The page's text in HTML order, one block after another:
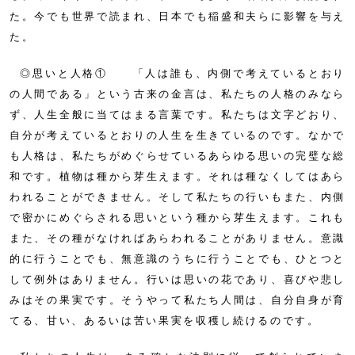
た。今でも世界で読まれ、日本でも稲盛和夫らに影響を与え
た。
◎思いと人格① 「人は誰も、内側で考えているとおり
の人間である」という古来の金言は、私たちの人格のみなら
ず、人生全般に当てはまる言葉です。私たちは文字どおり、
自分が考えているとおりの人生を生きているのです。なかで
も人格は、私たちがめぐらせているあらゆる思いの完璧な総
和です。植物は種から芽生えます。それは種なくしてはあら
われることができません。そして私たちの行いもまた、内側
で密かにめぐらされる思いという種から芽生えます。これも
また、その種がなければあらわれることがありません。意識
的に行うことでも、無意識のうちに行うことでも、ひとつと
して例外はありません。行いは思いの花であり、喜びや悲し
みはその果実です。そうやって私たち人間は、自分自身が育
てる、甘い、あるいは苦い果実を収穫し続けるのです。